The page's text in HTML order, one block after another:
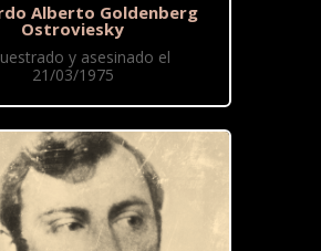
Alberto Goldenberg
Ostroviesky
y asesinado el
21/03/1975